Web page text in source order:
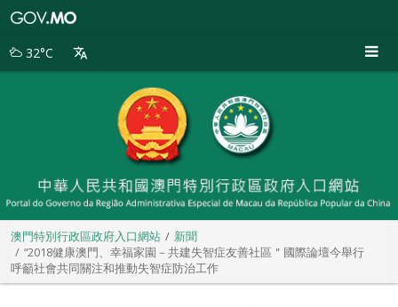
別
32°C
澳門特別行政區政府入口網站
新聞
“2018健康澳門、幸福家園－共建失智症友善社區＂國際論壇今舉行
呼籲社會共同關注和推動失智症防治工作